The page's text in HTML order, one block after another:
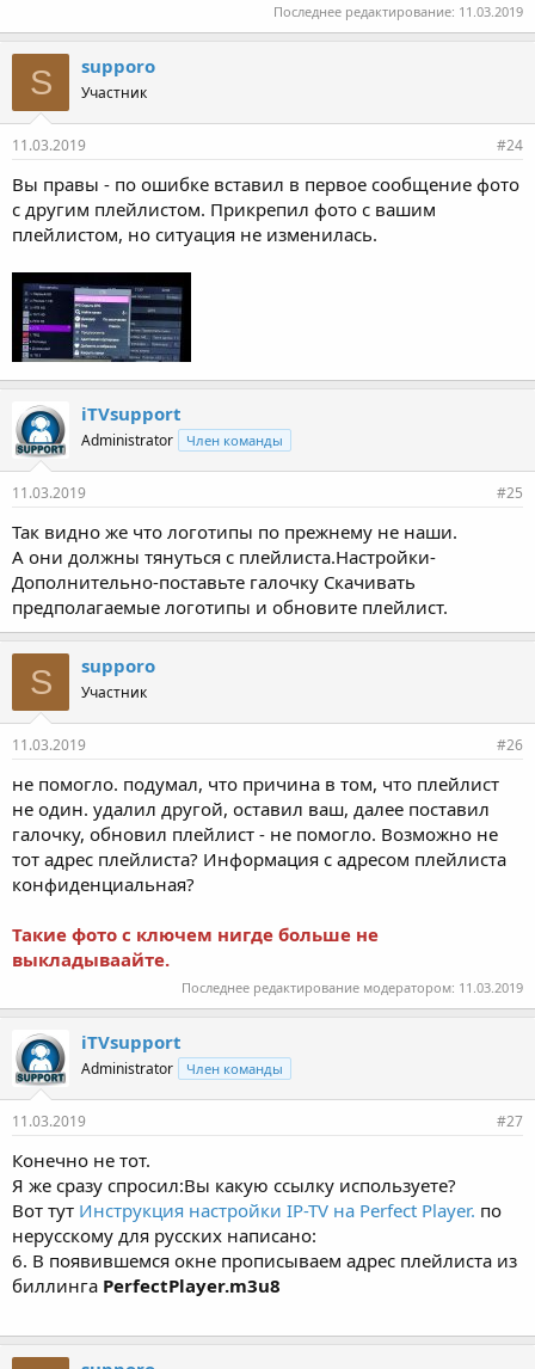
Последнее редактирование: 11.03.2019
S supporo
Участник
11.03.2019 #24
Вы правы - по ошибке вставил в первое сообщение фото
с другим плейлистом. Прикрепил фото с вашим
плейлистом, но ситуация не изменилась.
iTVsupport
Administrator Член команды
11.03.2019 #25
Так видно же что логотипы по прежнему не наши.
А они должны тянуться с плейлиста.Настройки-
Дополнительно-поставьте галочку Скачивать
предполагаемые логотипы и обновите плейлист.
S supporo
Участник
11.03.2019 #26
не помогло. подумал, что причина в том, что плейлист
не один. удалил другой, оставил ваш, далее поставил
галочку, обновил плейлист - не помогло. Возможно не
тот адрес плейлиста? Информация с адресом плейлиста
конфиденциальная?
Такие фото с ключем нигде больше не
выкладываайте.
Последнее редактирование модератором: 11.03.2019
iTVsupport
Administrator Член команды
11.03.2019 #27
Конечно не тот.
Я же сразу спросил:Вы какую ссылку используете?
Вот тут Инструкция настройки IP-TV на Perfect Player. по
нерусскому для русских написано:
6. В появившемся окне прописываем адрес плейлиста из
биллинга PerfectPlayer.m3u8